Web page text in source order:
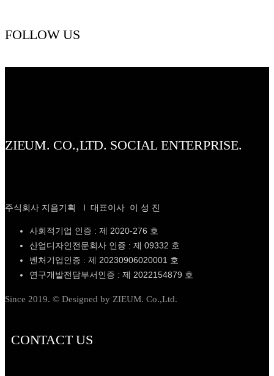
FOLLOW US
ZIEUM. CO.,LTD. SOCIAL ENTERPRISE.
주식회사 지음기획 I 대표이사 이 성 진
사회적기업 인증 : 제 2020-276 호
산업디자인전문회사 인증 : 제 09332 호
벤처기업인증 : 제 20230906020001 호
연구개발전담부서인증 : 제 2022154879 호
Since 2019. © Designed by ZIEUM. Co.,Ltd.
CONTACT US